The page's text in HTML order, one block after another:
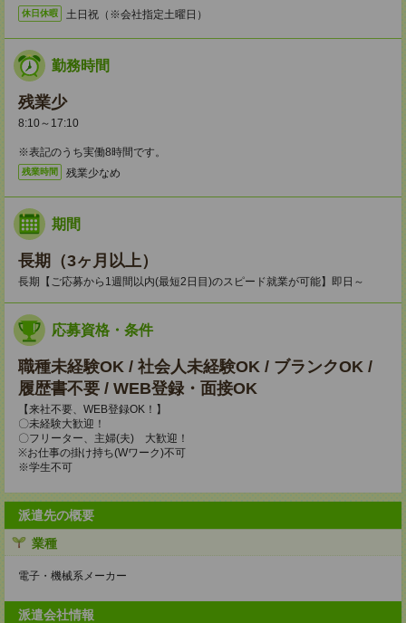
休日休暇 土日祝（※会社指定土曜日）
勤務時間
残業少
8:10～17:10
※表記のうち実働8時間です。
残業時間 残業少なめ
期間
長期（3ヶ月以上）
長期【ご応募から1週間以内(最短2日目)のスピード就業が可能】即日～
応募資格・条件
職種未経験OK / 社会人未経験OK / ブランクOK /
履歴書不要 / WEB登録・面接OK
【来社不要、WEB登録OK！】
〇未経験大歓迎！
〇フリーター、主婦(夫) 大歓迎！
※お仕事の掛け持ち(Wワーク)不可
※学生不可
派遣先の概要
業種
電子・機械系メーカー
派遣会社情報